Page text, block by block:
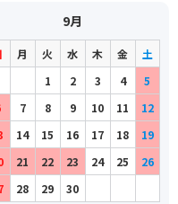
9月
月 火 水 木 金
土
1
2 3 4
5
7 8 9 10 11
12
14 15 16 17 18
19
21 22 23 24 25
26
28 29 30